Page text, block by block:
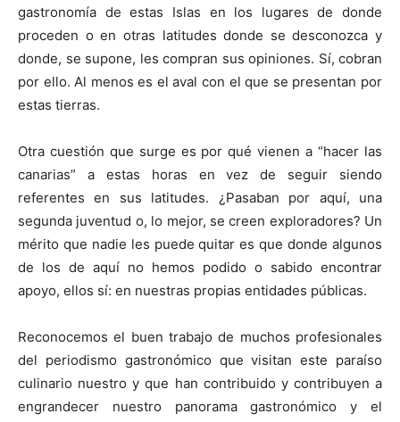
gastronomía de estas Islas en los lugares de donde
proceden o en otras latitudes donde se desconozca y
donde, se supone, les compran sus opiniones. Sí, cobran
por ello. Al menos es el aval con el que se presentan por
estas tierras.
Otra cuestión que surge es por qué vienen a “hacer las
canarias” a estas horas en vez de seguir siendo
referentes en sus latitudes. ¿Pasaban por aquí, una
segunda juventud o, lo mejor, se creen exploradores? Un
mérito que nadie les puede quitar es que donde algunos
de los de aquí no hemos podido o sabido encontrar
apoyo, ellos sí: en nuestras propias entidades públicas.
Reconocemos el buen trabajo de muchos profesionales
del periodismo gastronómico que visitan este paraíso
culinario nuestro y que han contribuido y contribuyen a
engrandecer nuestro panorama gastronómico y el